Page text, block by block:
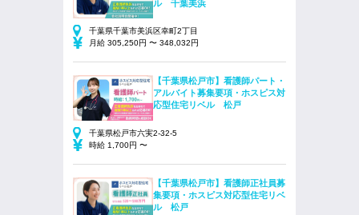
ル 千葉美浜
千葉県千葉市美浜区幸町2丁目
月給 305,250円 〜 348,032円
【千葉県松戸市】看護師パート・
アルバイト募集要項・ホスピス対
応型住宅リベル 松戸
千葉県松戸市六実2-32-5
時給 1,700円 〜
【千葉県松戸市】看護師正社員募
集要項・ホスピス対応型住宅リベ
ル 松戸